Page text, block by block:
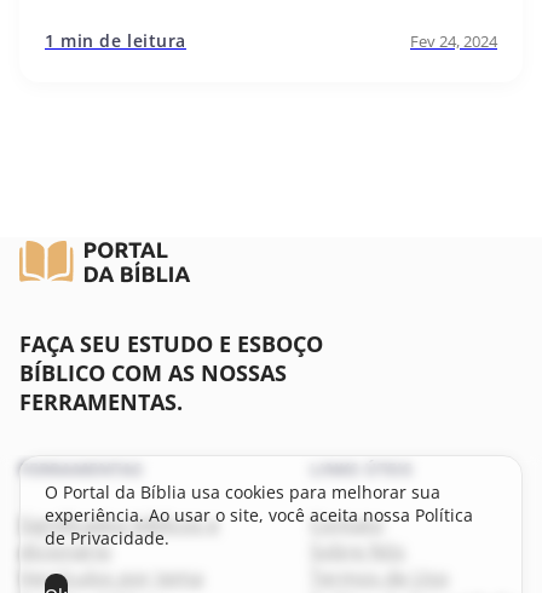
1 min de leitura Fev 24, 2024
FAÇA SEU ESTUDO E ESBOÇO
BÍBLICO COM AS NOSSAS
FERRAMENTAS.
FERRAMENTAS
Significados bíblicos e
dicionário
Versículos por tema
LINKS ÚTEIS
Contato
Termos de Uso
O Portal da Bíblia usa cookies para melhorar sua
experiência. Ao usar o site, você aceita nossa Política
de Privacidade.